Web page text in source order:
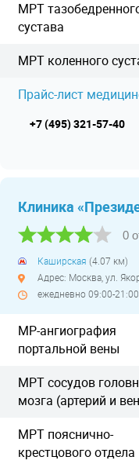
МРТ
сустава
МРТ коленного
Прайс-лист
+7 (495) 321-57-40
Клиника
0
Каширская (4.07 км)
Адрес: Москва, ул.
ежедневно 09:00-21:00
МР-ангиография
портальной вены
МРТ сосудов
мозга (артерий и
МРТ пояснично-
крестцового отдела